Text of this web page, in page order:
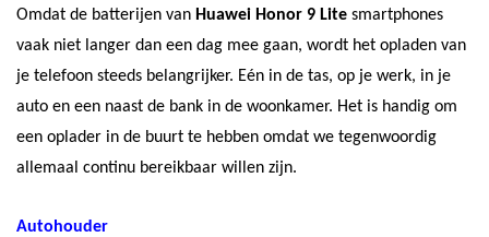
Omdat de batterijen van Huawei Honor 9 Lite smartphones
vaak niet langer dan een dag mee gaan, wordt het opladen van
je telefoon steeds belangrijker. Eén in de tas, op je werk, in je
auto en een naast de bank in de woonkamer. Het is handig om
een oplader in de buurt te hebben omdat we tegenwoordig
allemaal continu bereikbaar willen zijn.
Autohouder